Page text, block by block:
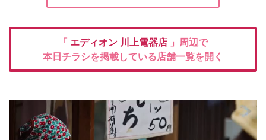
「 エディオン 川上電器店 」周辺で
本日チラシを掲載している店舗一覧を開く